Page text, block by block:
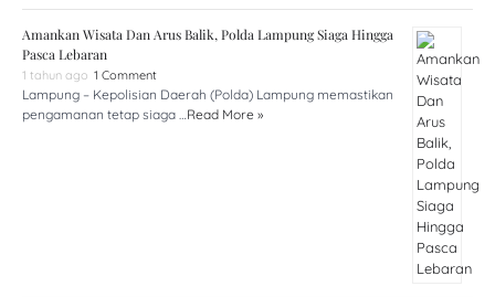
Amankan Wisata Dan Arus Balik, Polda Lampung Siaga Hingga
Pasca Lebaran
1 tahun ago 1 Comment
Lampung – Kepolisian Daerah (Polda) Lampung memastikan
pengamanan tetap siaga …Read More »